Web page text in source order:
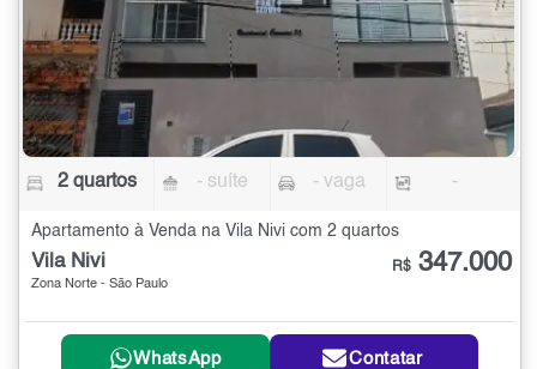
2 quartos - suíte - vaga -
Apartamento à Venda na Vila Nivi com 2 quartos
Vila Nivi
Zona Norte - São Paulo
R$ 347.000
WhatsApp Contatar